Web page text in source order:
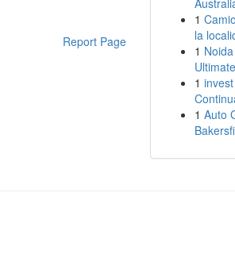
Report Page
1
la
1
1
1 Auto